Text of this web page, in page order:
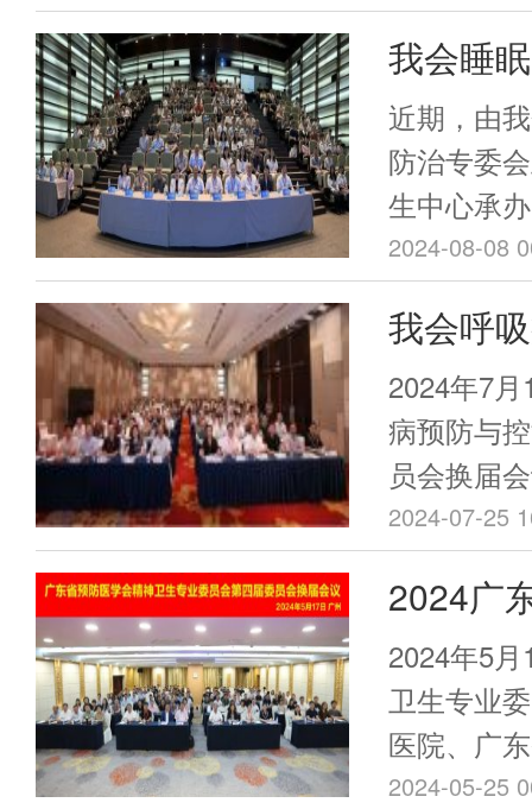
长吴圣明
分会候任
委员周平
平、中山
长汪健平
出席现场
委员参加
医学会大
下简称“专
我会睡
治专业
会成功
近期，由
防治专委
生中心承
睡眠障碍
会第五届
功举办。
眠，促进
睡眠障碍
致的慢病
交流和探
早诊早治
健康，推
2024-08-08
我会呼
委员会
议暨第
顺利召开
2024年7
病预防与
员会换届
论坛在广
会长、专
方医科大
主委等领
参加了换
病预防与
员会的产
2024-07-25
2024广
神卫生
员会换
利召开
2024年5
卫生专业
医院、广
广东省预
2024-05-25